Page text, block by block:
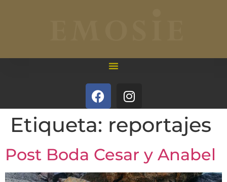
Etiqueta: reportajes
Post Boda Cesar y Anabel